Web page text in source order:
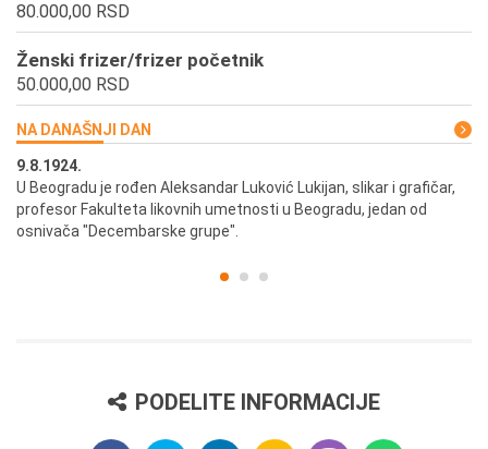
80.000,00 RSD
Ženski frizer/frizer početnik
50.000,00 RSD
NA DANAŠNJI DAN
9.8.1924.
U Beogradu je rođen Aleksandar Luković Lukijan, slikar i grafičar,
profesor Fakulteta likovnih umetnosti u Beogradu, jedan od
osnivača "Decembarske grupe".
PODELITE INFORMACIJE